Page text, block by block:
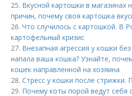
25. Вкусной картошки в магазинах
причин, почему своя картошка
26.Что случилось с картошкой. В
картофельный кризис
27. Внезапная агрессия у кошки
напала ваша кошка? Узнайте,
кошек направленной на хозяина
28.Стресс у кошки после стрижки.
29. Почему коты порой ведут себя